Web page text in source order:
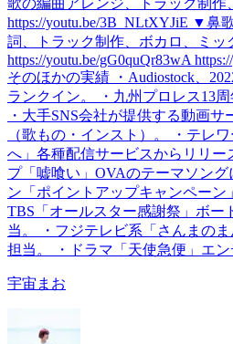
https://youtu.be/3B_NLtXYJiE ▼鼻
詞、トラック制作、ボカロ、ミッ
https://youtu.be/gG0quQr83wA
そのほかの実績 ・Audiostock、
ランクイン。 ・九州プロレス13
・大手SNS会社が提供する動画
（歌もの・インスト）。 ・テレ
へ」各種配信サービスからリリー
プ「嘘喰い」OVAのテーマソン
ン「ポイントアップキャンペーン
TBS「オールスター感謝祭」ボー
当。 ・フジテレビ系「さんまの
担当。 ・ドラマ「天使急便」エン
宇宙まお